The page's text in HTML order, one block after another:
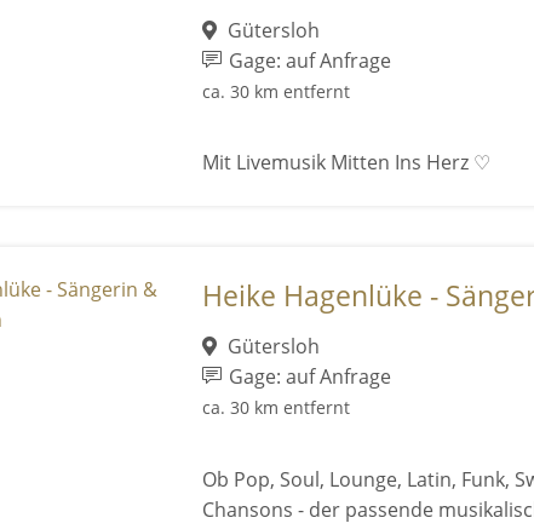
Gütersloh
Gage: auf Anfrage
ca. 30 km entfernt
Mit Livemusik Mitten Ins Herz ♡
Heike Hagenlüke -
Gütersloh
Gage: auf Anfrage
ca. 30 km entfernt
Ob Pop, Soul, Lounge, Latin, Funk,
Chansons - der passende